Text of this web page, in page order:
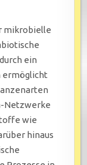
mikrobielle
ein
ermöglicht
Netzwerke
wie
hinaus